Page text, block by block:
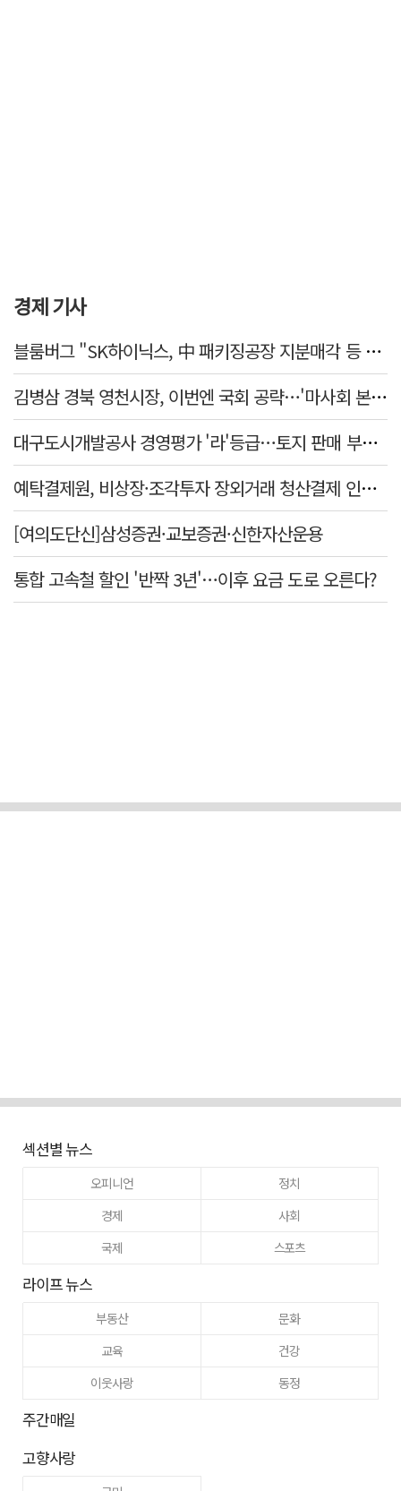
경제 기사
블룸버그 "SK하이닉스, 中 패키징공장 지분매각 등 검토"
김병삼 경북 영천시장, 이번엔 국회 공략…'마사회 본사 이전·광역교통망 확충' 요청
대구도시개발공사 경영평가 '라'등급…토지 판매 부진에 1년 만에 두 단계 '뚝'
예탁결제원, 비상장·조각투자 장외거래 청산결제 인프라 구축 착수…연내 가동
[여의도단신]삼성증권·교보증권·신한자산운용
통합 고속철 할인 '반짝 3년'…이후 요금 도로 오른다?
섹션별 뉴스
오피니언
정치
경제
사회
국제
스포츠
라이프 뉴스
부동산
문화
교육
건강
이웃사랑
동정
주간매일
고향사랑